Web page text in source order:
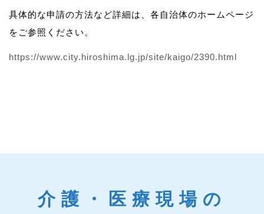
具体的な申請の方法など詳細は、各自治体のホームページ
をご参照ください。
https://www.city.hiroshima.lg.jp/site/kaigo/2390.html
介護・医療現場の